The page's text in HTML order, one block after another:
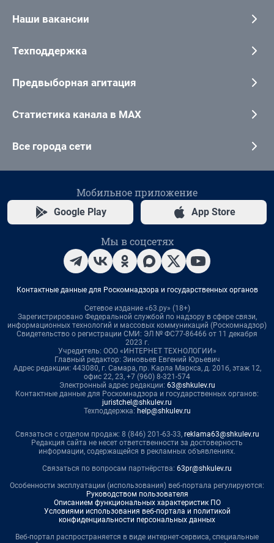
Наши вакансии
Техподдержка
Предвыборная агитация
Статистика канала в MAX
Все города сети
Мобильное приложение
Google Play App Store
Мы в соцсетях
Контактные данные для Роскомнадзора и государственных органов
Сетевое издание «63.ру» (18+)
Зарегистрировано Федеральной службой по надзору в сфере связи,
информационных технологий и массовых коммуникаций (Роскомнадзор)
Свидетельство о регистрации СМИ: ЭЛ № ФС77-86466 от 11 декабря
2023 г.
Учредитель: ООО «ИНТЕРНЕТ ТЕХНОЛОГИИ»
Главный редактор: Зиновьев Евгений Юрьевич
Адрес редакции: 443080, г. Самара, пр. Карла Маркса, д. 201б, этаж 12,
офис 22, 23, +7 (960) 8-321-574
Электронный адрес редакции: 63@shkulev.ru
Контактные данные для Роскомнадзора и государственных органов:
juristchel@shkulev.ru
Техподдержка: help@shkulev.ru
Связаться с отделом продаж: 8 (846) 201-63-33, reklama63@shkulev.ru
Редакция сайта не несет ответственности за достоверность
информации, содержащейся в рекламных объявлениях.
Связаться по вопросам партнёрства: 63pr@shkulev.ru
Особенности эксплуатации (использования) веб-портала регулируются:
Руководством пользователя
Описанием функциональных характеристик ПО
Условиями использования веб-портала и политикой
конфиденциальности персональных данных
Веб-портал распространяется в виде интернет-сервиса, специальные